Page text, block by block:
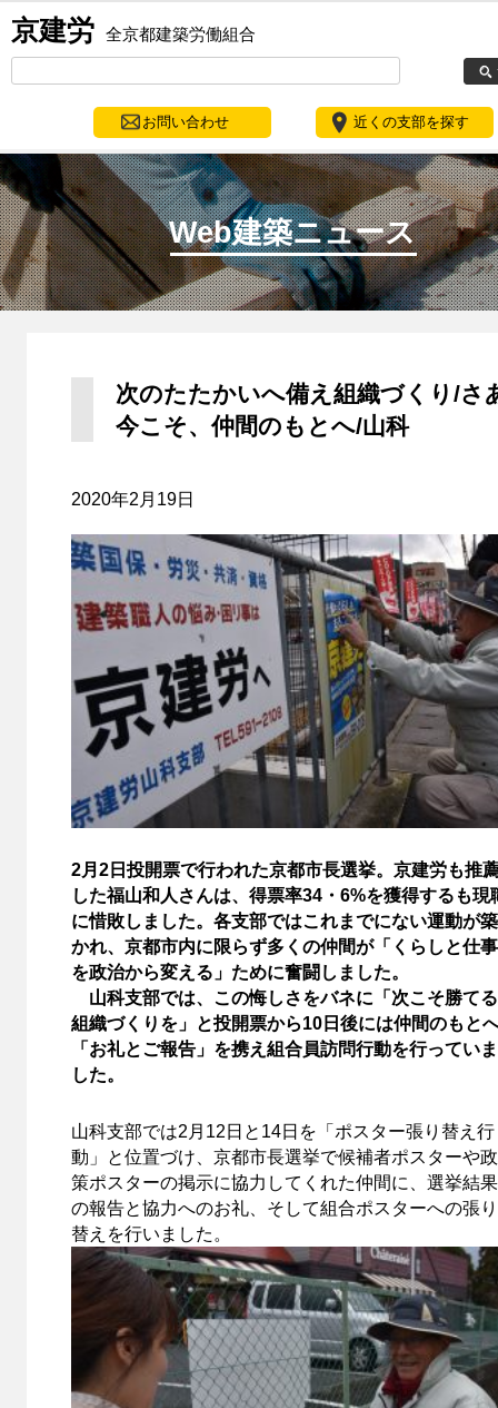
京建労 全京都建築労働組合
お問い合わせ 近くの支部を探す
Web建築ニュース
次のたたかいへ備え組織づくり/さ
今こそ、仲間のもとへ/山科
2020年2月19日
2月2日投開票で行われた京都市長選挙。京建労も推
した福山和人さんは、得票率34・6%を獲得するも現
に惜敗しました。各支部ではこれまでにない運動が築
かれ、京都市内に限らず多くの仲間が「くらしと仕事
を政治から変える」ために奮闘しました。
山科支部では、この悔しさをバネに「次こそ勝てる
組織づくりを」と投開票から10日後には仲間のもと
「お礼とご報告」を携え組合員訪問行動を行っていま
した。
山科支部では2月12日と14日を「ポスター張り替え行
動」と位置づけ、京都市長選挙で候補者ポスターや政
策ポスターの掲示に協力してくれた仲間に、選挙結果
の報告と協力へのお礼、そして組合ポスターへの張り
替えを行いました。